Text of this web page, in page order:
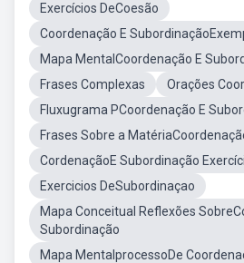
Exercícios DeCoesão
Coordenação E
Mapa MentalCoordenação E
Frases Complexas
Orações
Fluxugrama PCoordenação E
Frases Sobre a
CordenaçãoE Subordinação
Exercicios DeSubordinaçao
Mapa Conceitual Reflexões
Subordinação
Mapa MentalprocessoDe